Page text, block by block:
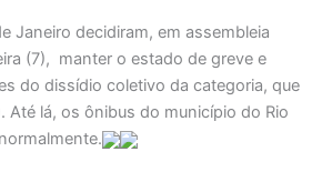
Janeiro decidiram, em assembleia
(7), manter o estado de greve e
do dissídio coletivo da categoria, que
Até lá, os ônibus do município do Rio